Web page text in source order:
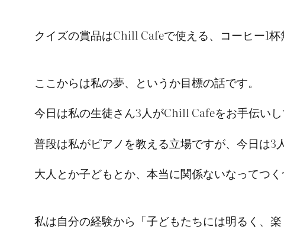
クイズの賞品はChill Cafeで使える、コーヒー1
ここからは私の夢、というか目標の話です。
今日は私の生徒さん3人がChill Cafeをお手伝い
普段は私がピアノを教える立場ですが、今日は3
大人とか子どもとか、本当に関係ないなってつく
私は自分の経験から「子どもたちには明るく、